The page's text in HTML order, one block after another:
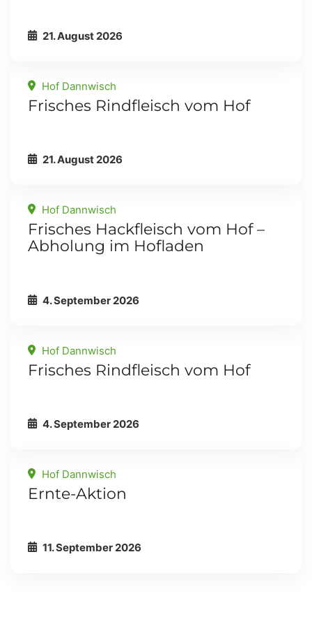
21. August 2026
Hof Dannwisch
Frisches Rindfleisch vom Hof
21. August 2026
Hof Dannwisch
Frisches Hackfleisch vom Hof –
Abholung im Hofladen
4. September 2026
Hof Dannwisch
Frisches Rindfleisch vom Hof
4. September 2026
Hof Dannwisch
Ernte-Aktion
11. September 2026